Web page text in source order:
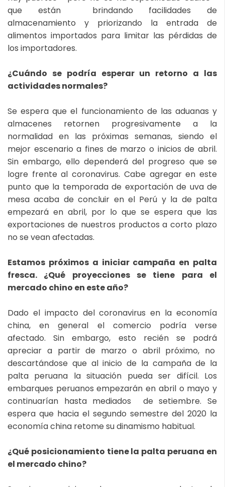
que están brindando facilidades de
almacenamiento y priorizando la entrada de
alimentos importados para limitar las pérdidas de
los importadores.
¿Cuándo se podría esperar un retorno a las
actividades normales?
Se espera que el funcionamiento de las aduanas y
almacenes retornen progresivamente a la
normalidad en las próximas semanas, siendo el
mejor escenario a fines de marzo o inicios de abril.
Sin embargo, ello dependerá del progreso que se
logre frente al coronavirus. Cabe agregar en este
punto que la temporada de exportación de uva de
mesa acaba de concluir en el Perú y la de palta
empezará en abril, por lo que se espera que las
exportaciones de nuestros productos a corto plazo
no se vean afectadas.
Estamos próximos a iniciar campaña en palta
fresca. ¿Qué proyecciones se tiene para el
mercado chino en este año?
Dado el impacto del coronavirus en la economía
china, en general el comercio podría verse
afectado. Sin embargo, esto recién se podrá
apreciar a partir de marzo o abril próximo, no
descartándose que al inicio de la campaña de la
palta peruana la situación pueda ser difícil. Los
embarques peruanos empezarán en abril o mayo y
continuarían hasta mediados de setiembre. Se
espera que hacia el segundo semestre del 2020 la
economía china retome su dinamismo habitual.
¿Qué posicionamiento tiene la palta peruana en
el mercado chino?